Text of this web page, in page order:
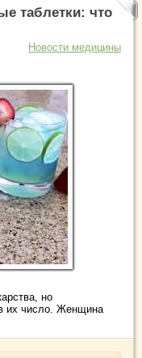
таблетки: что
Новости медицины
но
в их число. Женщина